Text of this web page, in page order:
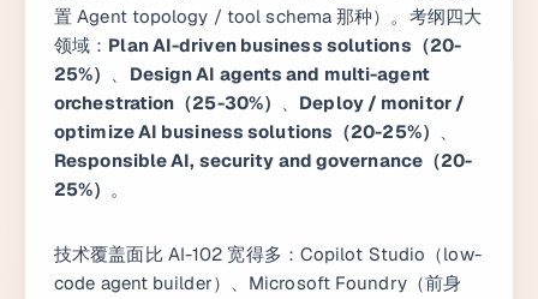
置 Agent topology / tool schema 那种）。考纲四大
领域： Plan AI-driven business solutions（20-
25%） 、 Design AI agents and multi-agent
orchestration（25-30%） 、 Deploy / monitor /
optimize AI business solutions（20-25%） 、
Responsible AI, security and governance（20-
25%） 。
技术覆盖面比 AI-102 宽得多：Copilot Studio（low-
code agent builder）、Microsoft Foundry（前身